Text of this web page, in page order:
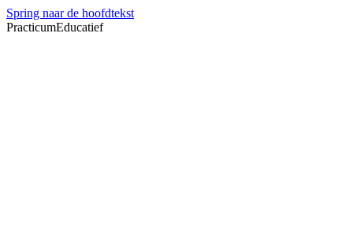
Spring naar de hoofdtekst
PracticumEducatief